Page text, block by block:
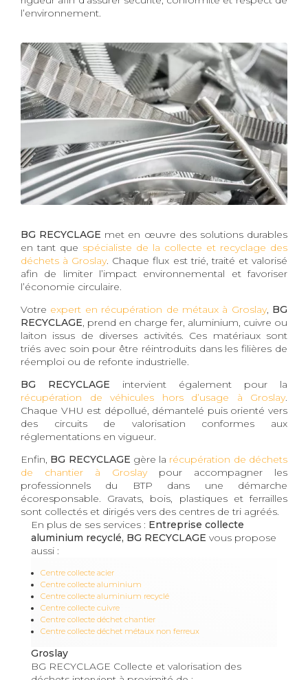
l’environnement.
BG RECYCLAGE met en œuvre des solutions durables
en tant que spécialiste de la collecte et recyclage des
déchets à Groslay. Chaque flux est trié, traité et valorisé
afin de limiter l’impact environnemental et favoriser
l’économie circulaire.
Votre expert en récupération de métaux à Groslay, BG
RECYCLAGE, prend en charge fer, aluminium, cuivre ou
laiton issus de diverses activités. Ces matériaux sont
triés avec soin pour être réintroduits dans les filières de
réemploi ou de refonte industrielle.
BG RECYCLAGE intervient également pour la
récupération de véhicules hors d’usage à Groslay.
Chaque VHU est dépollué, démantelé puis orienté vers
des circuits de valorisation conformes aux
réglementations en vigueur.
Enfin, BG RECYCLAGE gère la récupération de déchets
de chantier à Groslaypour accompagner les
professionnels du BTP dans une démarche
écoresponsable. Gravats, bois, plastiques et ferrailles
sont collectés et dirigés vers des centres de tri agréés.
En plus de ses services : Entreprise collecte
aluminium recyclé, BG RECYCLAGE vous propose
aussi :
Centre collecte acier
Centre collecte aluminium
Centre collecte aluminium recyclé
Centre collecte cuivre
Centre collecte déchet chantier
Centre collecte déchet métaux non ferreux
Groslay
BG RECYCLAGE Collecte et valorisation des